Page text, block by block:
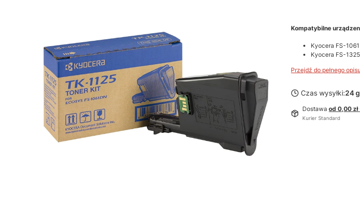
Kompatybilne
Kyocera FS-
Kyocera FS-
Przejdź do pełnego opisu
Czas wysyłki:24
Dostawaod 0,00 zł
Kurier Standard